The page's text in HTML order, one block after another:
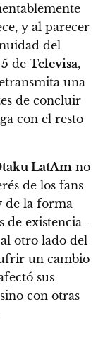
y al parecer
del
de Televisa,
una
de concluir
con el resto
LatAm no
de los fans
de la forma
de existencia–
otro lado del
un cambio
sus
con otras